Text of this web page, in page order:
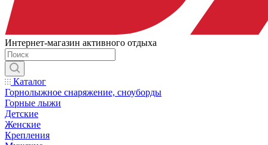
Интернет-магазин активного отдыха
Каталог
Горнолыжное снаряжение, сноуборды
Горные лыжи
Детские
Женские
Крепления